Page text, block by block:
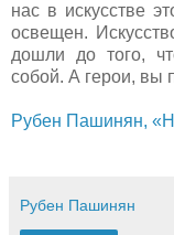
нас в искусстве
освещен.
дошли до того,
собой. А герои, вы
Рубен Пашинян,
Рубен Пашинян